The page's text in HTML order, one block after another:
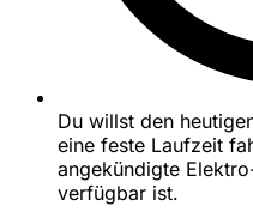
Du willst den
eine feste Laufzeit
angekündigte
verfügbar ist.